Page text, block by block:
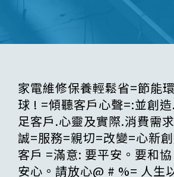
家電維修保養輕鬆省=節能
球 ! =傾聽客戶心聲=:並創
足客戶.心靈及實際.消費需
誠=服務=親切=改變=心新
客戶 =滿意: 要平安。要和
安心。請放心@ # %= 人生